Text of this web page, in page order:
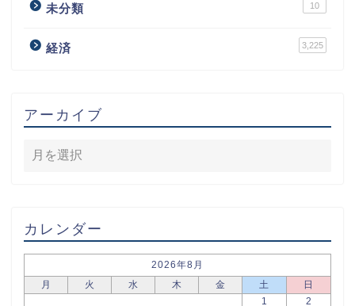
未分類 10
経済 3,225
アーカイブ
カレンダー
2026年8月
月
火 水 木 金 土
日
1
2